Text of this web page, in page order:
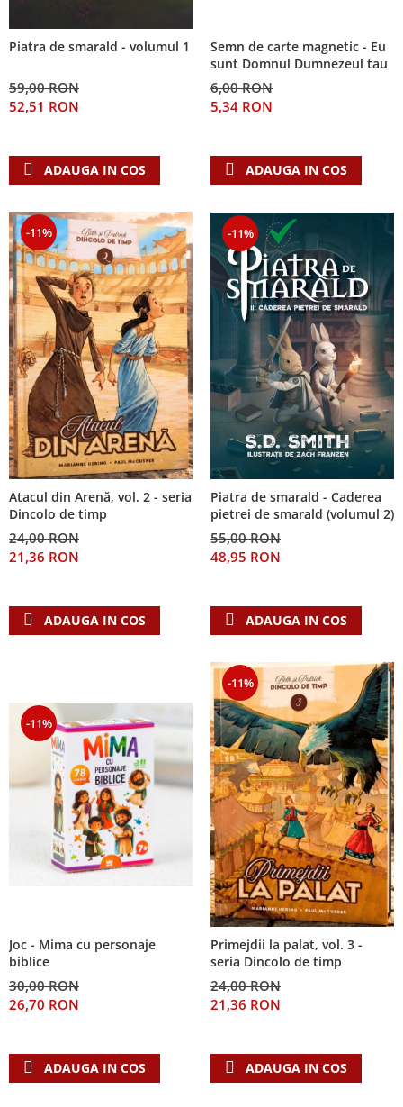
Piatra de smarald - volumul 1
59,00 RON
52,51 RON
ADAUGA IN COS
Semn de carte magnetic - Eu
sunt Domnul Dumnezeul tau
6,00 RON
5,34 RON
ADAUGA IN COS
-11%
Atacul din Arenă, vol. 2 - seria
Dincolo de timp
24,00 RON
21,36 RON
ADAUGA IN COS
-11%
Piatra de smarald - Caderea
pietrei de smarald (volumul 2)
55,00 RON
48,95 RON
ADAUGA IN COS
-11%
Joc - Mima cu personaje
biblice
30,00 RON
26,70 RON
ADAUGA IN COS
-11%
Primejdii la palat, vol. 3 -
seria Dincolo de timp
24,00 RON
21,36 RON
ADAUGA IN COS